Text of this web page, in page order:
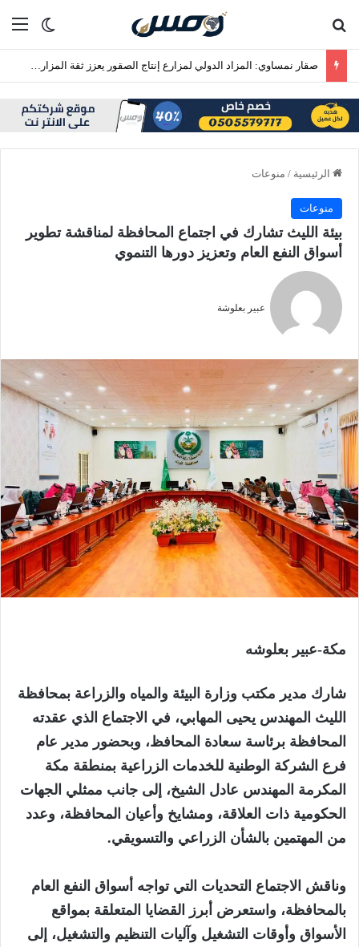
الوضع
الرئيسية / منوعات
منوعات
‏بيئة الليث تشارك في اجتماع المحافظة لمناقشة تطوير
أسواق النفع العام وتعزيز دورها التنموي
عبير بعلوشة
مكة-عبير بعلوشه
‏شارك مدير مكتب وزارة البيئة والمياه والزراعة بمحافظة
الليث المهندس يحيى المهابي، في الاجتماع الذي عقدته
المحافظة برئاسة سعادة المحافظ، وبحضور مدير عام
فرع الشركة الوطنية للخدمات الزراعية بمنطقة مكة
المكرمة المهندس عادل الشيخ، إلى جانب ممثلي الجهات
الحكومية ذات العلاقة، ومشايخ وأعيان المحافظة، وعدد
من المهتمين بالشأن الزراعي والتسويقي.
‏وناقش الاجتماع التحديات التي تواجه أسواق النفع العام
بالمحافظة، واستعرض أبرز القضايا المتعلقة بمواقع
الأسواق وأوقات التشغيل وآليات التنظيم والتشغيل، إلى